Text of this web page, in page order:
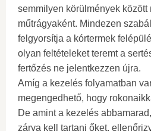
semmilyen körülmények között
műtrágyaként. Mindezen
felgyorsítja a kórtermek
olyan feltételeket teremt a
fertőzés ne jelentkezzen újra.
Amíg a kezelés folyamatban
megengedhető, hogy
De amint a kezelés
zárva kell tartani őket,